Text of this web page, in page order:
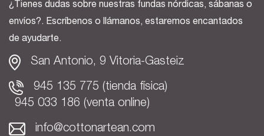
¿Tienes dudas sobre nuestras fundas nórdicas, sábanas o
envíos?. Escríbenos o llámanos, estaremos encantados
de ayudarte.
San Antonio, 9 Vitoria-Gasteiz
945 135 775 (tienda física)
945 033 186 (venta online)
info@cottonartean.com